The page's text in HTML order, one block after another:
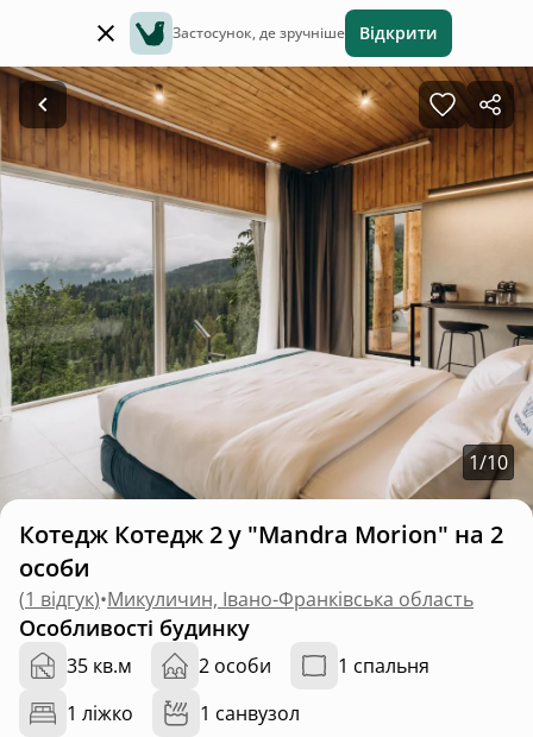
Застосунок, де зручніше Відкрити
1/10
Котедж Котедж 2 у "Mandra Morion" на 2
особи
(1 відгук)•Микуличин, Івано-Франківська область
Особливості будинку
35 кв.м 2 особи
1 спальня
1 ліжко
1 санвузол